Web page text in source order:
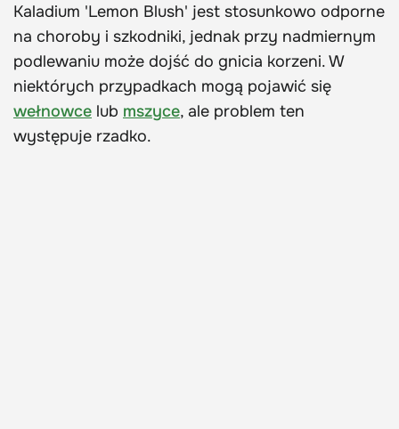
Kaladium 'Lemon Blush' jest stosunkowo odporne
na choroby i szkodniki, jednak przy nadmiernym
podlewaniu może dojść do gnicia korzeni. W
niektórych przypadkach mogą pojawić się
wełnowce lub mszyce, ale problem ten
występuje rzadko.